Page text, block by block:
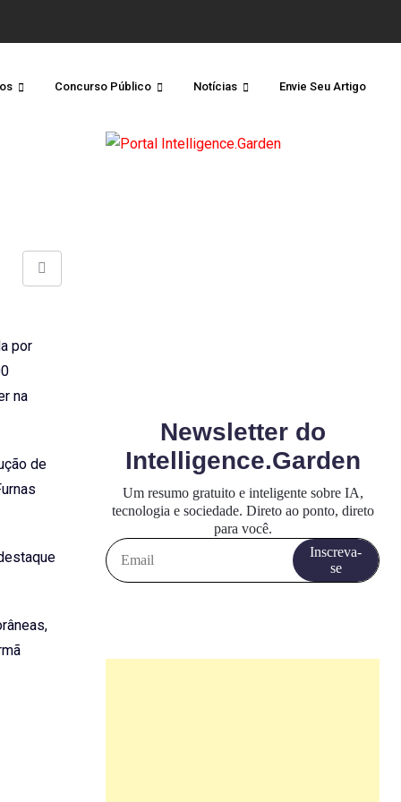
Concurso Público Notícias Envie Seu Artigo
Share
por
na
de